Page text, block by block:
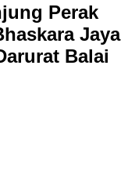
Perak
Jaya
Balai